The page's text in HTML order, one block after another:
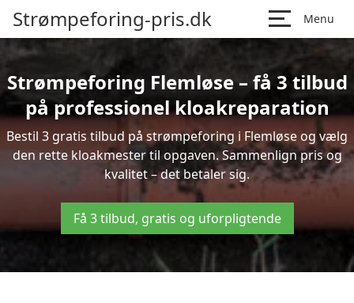
Strømpeforing-pris.dk Menu
Strømpeforing Flemløse – få 3 tilbud
på professionel kloakreparation
Bestil 3 gratis tilbud på strømpeforing i Flemløse og vælg
den rette kloakmester til opgaven. Sammenlign pris og
kvalitet – det betaler sig.
Få 3 tilbud, gratis og uforpligtende